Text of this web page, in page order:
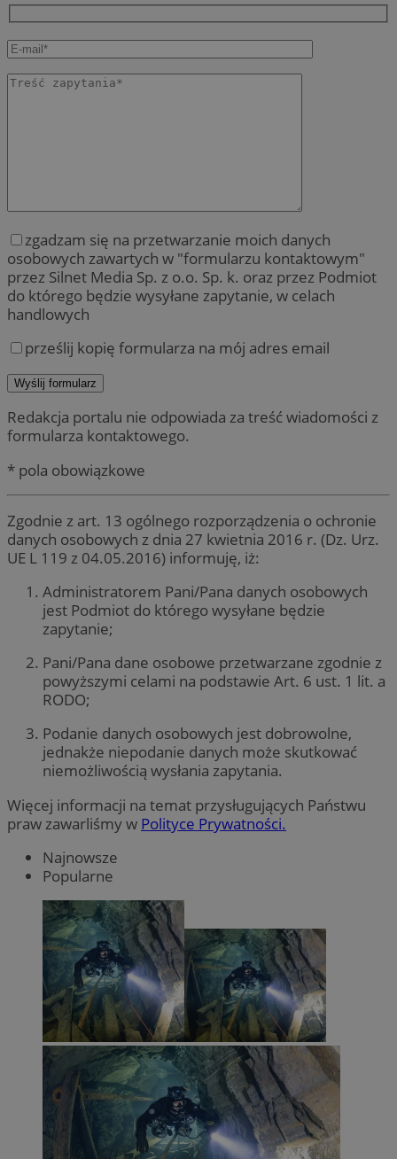
zgadzam się na przetwarzanie moich danych
osobowych zawartych w "formularzu kontaktowym"
przez Silnet Media Sp. z o.o. Sp. k. oraz przez Podmiot
do którego będzie wysyłane zapytanie, w celach
handlowych
prześlij kopię formularza na mój adres email
Redakcja portalu nie odpowiada za treść wiadomości z
formularza kontaktowego.
* pola obowiązkowe
Zgodnie z art. 13 ogólnego rozporządzenia o ochronie
danych osobowych z dnia 27 kwietnia 2016 r. (Dz. Urz.
UE L 119 z 04.05.2016) informuję, iż:
Administratorem Pani/Pana danych osobowych
jest Podmiot do którego wysyłane będzie
zapytanie;
Pani/Pana dane osobowe przetwarzane zgodnie z
powyższymi celami na podstawie Art. 6 ust. 1 lit. a
RODO;
Podanie danych osobowych jest dobrowolne,
jednakże niepodanie danych może skutkować
niemożliwością wysłania zapytania.
Więcej informacji na temat przysługujących Państwu
praw zawarliśmy w Polityce Prywatności.
Najnowsze
Popularne